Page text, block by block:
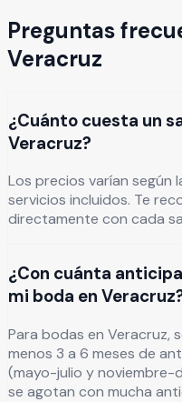
Preguntas
Veracruz
¿Cuánto cuesta un
Veracruz?
Los precios varían según
servicios incluidos. Te
directamente con cada
¿Con cuánta
mi boda en
Para bodas en Veracruz,
menos 3 a 6 meses de
(mayo-julio y noviembre-
se agotan con mucha